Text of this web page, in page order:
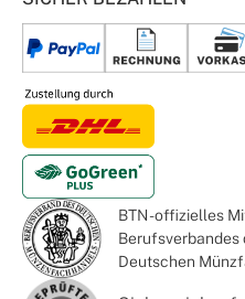
BTN - offizielles
Berufsverbandes
Deutschen